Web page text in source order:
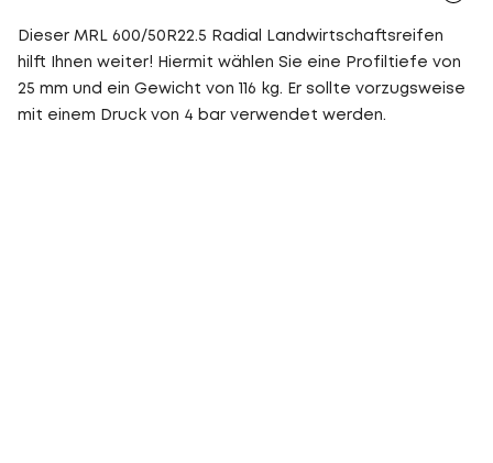
Dieser MRL 600/50R22.5 Radial Landwirtschaftsreifen
hilft Ihnen weiter! Hiermit wählen Sie eine Profiltiefe von
25 mm und ein Gewicht von 116 kg. Er sollte vorzugsweise
mit einem Druck von 4 bar verwendet werden.